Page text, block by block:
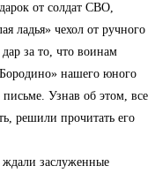
от солдат СВО,
ладья» чехол от ручного
за то, что воинам
нашего юного
Узнав об этом, все
решили прочитать его
заслуженные